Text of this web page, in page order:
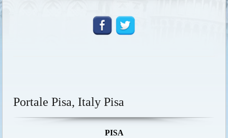
Portale Pisa, Italy Pisa
PISA